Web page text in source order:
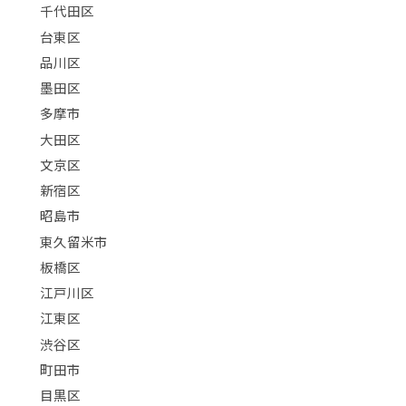
千代田区
台東区
品川区
墨田区
多摩市
大田区
文京区
新宿区
昭島市
東久留米市
板橋区
江戸川区
江東区
渋谷区
町田市
目黒区